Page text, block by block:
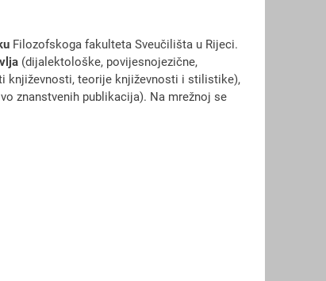
Filozofskoga fakulteta Sveučilišta u Rijeci.
(dijalektološke, povijesnojezične,
književnosti, teorije književnosti i stilistike),
znanstvenih publikacija). Na mrežnoj se